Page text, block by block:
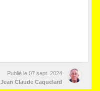
Publié le 07 sept. 2024
Jean Claude Caquelard